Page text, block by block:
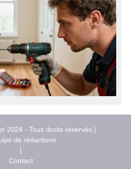
2024 - Tous droits réservés |
de rédactions
|
Contact